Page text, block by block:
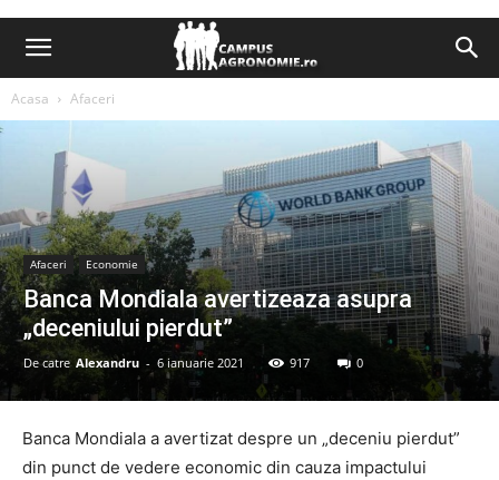
Acasa Afaceri
Afaceri Economie
Banca Mondiala avertizeaza asupra
„deceniului pierdut”
De catre Alexandru - 6 ianuarie 2021 917 0
Banca Mondiala a avertizat despre un „deceniu pierdut”
din punct de vedere economic din cauza impactului